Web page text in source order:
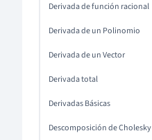
Derivada de función racional
Derivada de un Polinomio
Derivada de un Vector
Derivada total
Derivadas Básicas
Descomposición de Cholesky